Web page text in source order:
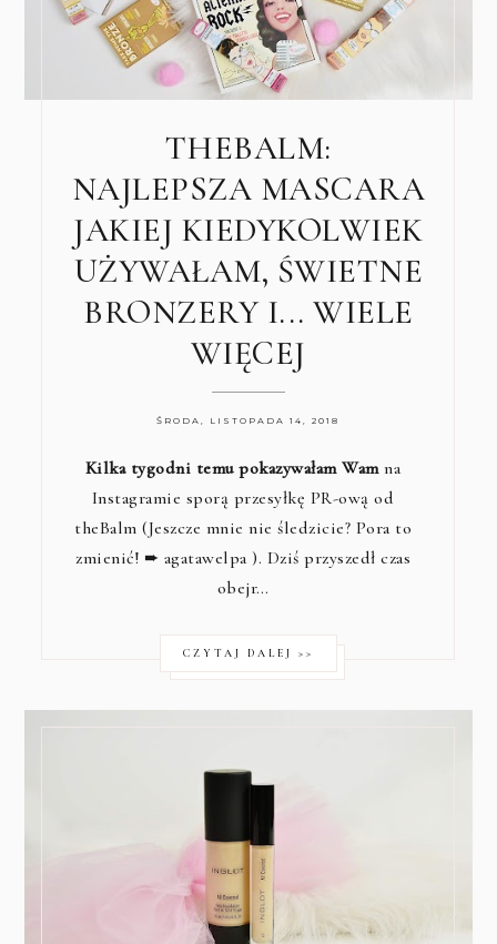
THEBALM:
NAJLEPSZA MASCARA
JAKIEJ KIEDYKOLWIEK
UŻYWAŁAM, ŚWIETNE
BRONZERY I... WIELE
WIĘCEJ
ŚRODA, LISTOPADA 14, 2018
Kilka tygodni temu pokazywałam Wamna
Instagramie sporą przesyłkę PR-ową od
theBalm (Jeszcze mnie nie śledzicie? Pora to
zmienić! ➨ agatawelpa ). Dziś przyszedł czas
obejr…
CZYTAJ DALEJ >>